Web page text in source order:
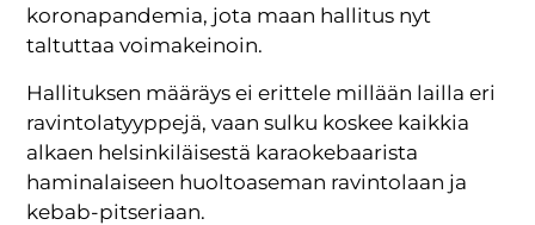
koronapandemia, jota maan hallitus nyt
taltuttaa voimakeinoin.
Hallituksen määräys ei erittele millään lailla eri
ravintolatyyppejä, vaan sulku koskee kaikkia
alkaen helsinkiläisestä karaokebaarista
haminalaiseen huoltoaseman ravintolaan ja
kebab-pitseriaan.